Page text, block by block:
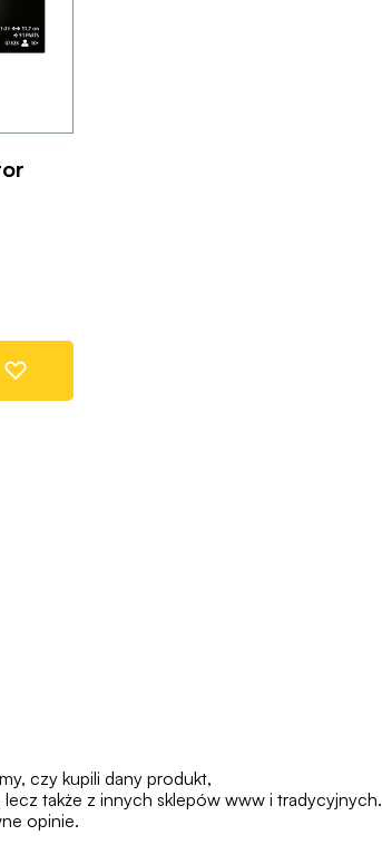
czy kupili dany produkt,
także z innych sklepów www i tradycyjnych.
opinie.